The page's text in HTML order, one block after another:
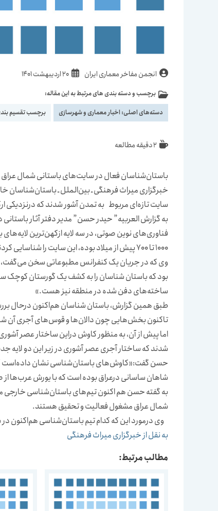
نویسندهٔانجمن مفاخر معماری ایران نوشته
شده
است:
20 اردیبهشت 1401
دسته‌
نوشته:
برچسب و دسته بندی های مرتبط به این مقاله:
دسته‌های اصلی: اخبار معماری و شهرسازی برچسب تقسیم
زمان2 دقیقه مطالعه
باستان‌شناسان فعال در سایت‌های باستانی شمال عراق
خبرگزاری میراث فرهنگی ـ بین‌الملل ـ
سایت تازه‌ای مربوط به تمدن آشور شدند که درنزدیکی
به گزارش العربیه” حیدر حسن” مدیر دفتر آثار
فناوری‌های نوین صوتی، در سه لایه ازکهن‌ترین
1000 تا 700 پیش از میلاد بوده، این سایت را شناسایی کردند.»
وی که در جریان یک کنفرانس مطبوعاتی سخن
بود که باستان شناسان را به کشف یک گورستان کوچک
ساخته‌های دفن شده در منطقه نیز هست.»
طبق همین گزارش، باستان شناسان هم‌اکنون درحال
تاکنون بخش‌هایی چون دالان‌ها و قوس‌های آجری آن
اما پیش از آن، به منظور کاوش دراین ساختار عصر
شدند که ساختار آجری عصر آشوری در زیر این دو لایه
حسن گفت:«کاوش‌های باستان‌شناسی نشان داده‌است که
شاهان ساسانی درعراق بوده است که با یورش عرب‌ها از صحرای عربستان
به گفته حسن هم اکنون تیم‌های باستان‌شناسی خارجی
شمال عراق مشغول فعالیت و تحقیق هستند.
وی درمورد این که کدام تیم باستان‌شناسی هم‌اکنون
به نقل از خبرگزاری میراث فرهنگی
مطالب مرتبط: